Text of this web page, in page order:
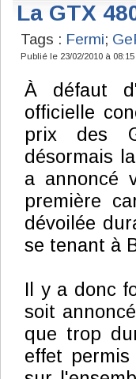
La GTX
Tags : Fermi;
Publié le 23/02/2010 à
À défaut
officielle
prix des
désormais
a annoncé
première
dévoilée
se tenant à
Il y a donc
soit
que trop
effet